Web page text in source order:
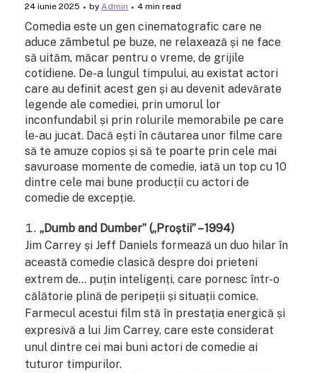
24 iunie 2025 by Admin 4 min read
Comedia este un gen cinematografic care ne
aduce zâmbetul pe buze, ne relaxează și ne face
să uităm, măcar pentru o vreme, de grijile
cotidiene. De-a lungul timpului, au existat actori
care au definit acest gen și au devenit adevărate
legende ale comediei, prin umorul lor
inconfundabil și prin rolurile memorabile pe care
le-au jucat. Dacă ești în căutarea unor filme care
să te amuze copios și să te poarte prin cele mai
savuroase momente de comedie, iată un top cu 10
dintre cele mai bune producții cu actori de
comedie de excepție.
„Dumb and Dumber” („Proștii” – 1994)
Jim Carrey și Jeff Daniels formează un duo hilar în
această comedie clasică despre doi prieteni
extrem de… puțin inteligenți, care pornesc într-o
călătorie plină de peripeții și situații comice.
Farmecul acestui film stă în prestația energică și
expresivă a lui Jim Carrey, care este considerat
unul dintre cei mai buni actori de comedie ai
tuturor timpurilor.